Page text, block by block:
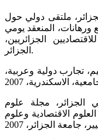
ملتقى دولي حول
ورهانات، المنعقد يومي
للاقتصاديين الجزائريين،
الجزائر.
تجارب دولية وعربية،
مجلة علوم
والتجارة، العدد 16، كلية العلوم الاقتصادية وعلوم